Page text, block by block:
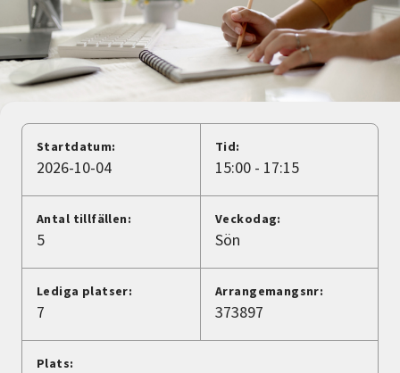
Starta studiecirkel
Cirkelledare
Avdelningar
Lyssna
Startdatum:
2026-10-04
Tid:
15:00 - 17:15
Antal tillfällen:
5
Veckodag:
Sön
Lediga platser:
7
Arrangemangsnr:
373897
Plats: